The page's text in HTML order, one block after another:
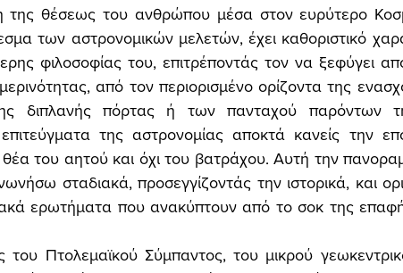
της θέσεως του ανθρώπου μέσα στον ευρύτερο
των αστρονομικών μελετών, έχει καθοριστικό
φιλοσοφίας του, επιτρέποντάς τον να ξεφύγει
από τον περιορισμένο ορίζοντα της
διπλανής πόρτας ή των πανταχού παρόντων
της αστρονομίας αποκτά κανείς την
του αητού και όχι του βατράχου. Αυτή την
σταδιακά, προσεγγίζοντάς την ιστορικά, και
ερωτήματα που ανακύπτουν από το σοκ της
Πτολεμαϊκού Σύμπαντος, του μικρού